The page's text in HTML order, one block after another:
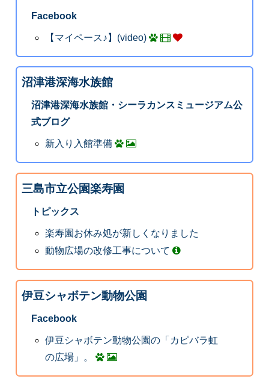
Facebook
【マイペース♪】(video)
沼津港深海水族館
沼津港深海水族館・シーラカンスミュージアム公
式ブログ
新入り入館準備
三島市立公園楽寿園
トピックス
楽寿園お休み処が新しくなりました
動物広場の改修工事について
伊豆シャボテン動物公園
Facebook
伊豆シャボテン動物公園の「カピバラ虹
の広場」。